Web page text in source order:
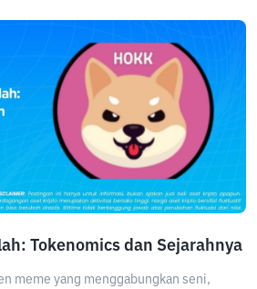
Tokenomics dan Sejarahnya
meme yang menggabungkan seni,